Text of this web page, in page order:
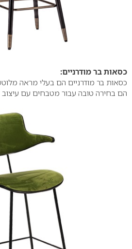
כסאות בר מודרניים:
כסאות בר מודרניים הם בעלי מראה
הם בחירה טובה עבור מטבחים עם עיצוב